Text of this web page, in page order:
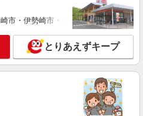
市・伊勢崎市・太田市・館林市・藤
とりあえずキープ